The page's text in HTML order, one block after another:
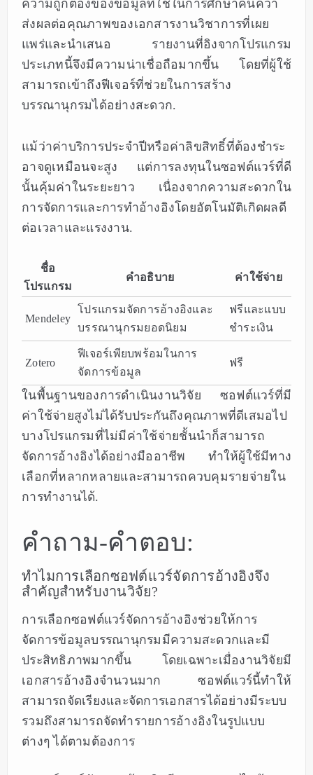
ความถูกต้องของข้อมูลที่ใช้ในการศึกษาค้นคว้า
ส่งผลต่อคุณภาพของเอกสารงานวิชาการที่เผย
แพร่และนำเสนอ รายงานที่อิงจากโปรแกรม
ประเภทนี้จึงมีความน่าเชื่อถือมากขึ้น โดยที่ผู้ใช้
สามารถเข้าถึงฟีเจอร์ที่ช่วยในการสร้าง
บรรณานุกรมได้อย่างสะดวก.
แม้ว่าค่าบริการประจำปีหรือค่าลิขสิทธิ์ที่ต้องชำระ
อาจดูเหมือนจะสูง แต่การลงทุนในซอฟต์แวร์ที่ดี
นั้นคุ้มค่าในระยะยาว เนื่องจากความสะดวกใน
การจัดการและการทำอ้างอิงโดยอัตโนมัติเกิดผลดี
ต่อเวลาและแรงงาน.
ชื่อ
โปรแกรม
คำอธิบาย ค่าใช้จ่าย
Mendeley
โปรแกรมจัดการอ้างอิงและ
บรรณานุกรมยอดนิยม
ฟรีและแบบ
ชำระเงิน
Zotero
ฟีเจอร์เพียบพร้อมในการ
จัดการข้อมูล
ฟรี
ในพื้นฐานของการดำเนินงานวิจัย ซอฟต์แวร์ที่มี
ค่าใช้จ่ายสูงไม่ได้รับประกันถึงคุณภาพที่ดีเสมอไป
บางโปรแกรมที่ไม่มีค่าใช้จ่ายชั้นนำก็สามารถ
จัดการอ้างอิงได้อย่างมืออาชีพ ทำให้ผู้ใช้มีทาง
เลือกที่หลากหลายและสามารถควบคุมรายจ่ายใน
การทำงานได้.
คำถาม-คำตอบ:
ทำไมการเลือกซอฟต์แวร์จัดการอ้างอิงจึง
สำคัญสำหรับงานวิจัย?
การเลือกซอฟต์แวร์จัดการอ้างอิงช่วยให้การ
จัดการข้อมูลบรรณานุกรมมีความสะดวกและมี
ประสิทธิภาพมากขึ้น โดยเฉพาะเมื่องานวิจัยมี
เอกสารอ้างอิงจำนวนมาก ซอฟต์แวร์นี้ทำให้
สามารถจัดเรียงและจัดการเอกสารได้อย่างมีระบบ
รวมถึงสามารถจัดทำรายการอ้างอิงในรูปแบบ
ต่างๆ ได้ตามต้องการ